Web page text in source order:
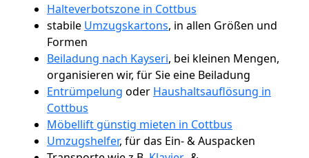
Halteverbotszone in Cottbus
stabile Umzugskartons, in allen Größen und
Formen
Beiladung nach Kayseri, bei kleinen Mengen,
organisieren wir, für Sie eine Beiladung
Entrümpelung oder Haushaltsauflösung in
Cottbus
Möbellift günstig mieten in Cottbus
Umzugshelfer, für das Ein- & Auspacken